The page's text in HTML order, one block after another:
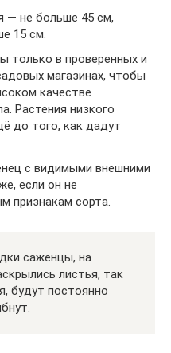
— не больше 45 см,
15 см.
только в проверенных и
магазинах, чтобы
качестве
Растения низкого
до того, как дадут
с видимыми внешними
если он не
признакам сорта.
саженцы, на
листья, так
будут постоянно